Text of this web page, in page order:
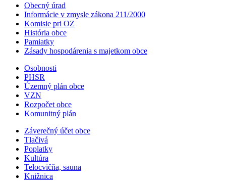
Obecný úrad
Informácie v zmysle zákona 211/2000
Komisie pri OZ
História obce
Pamiatky
Zásady hospodárenia s majetkom obce
Osobnosti
PHSR
Územný plán obce
VZN
Rozpočet obce
Komunitný plán
Záverečný účet obce
Tlačivá
Poplatky
Kultúra
Telocvičňa, sauna
Knižnica